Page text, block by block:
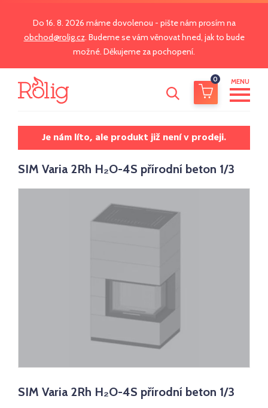
Do 16. 8. 2026 máme dovolenou - pište nám prosím na
obchod@rolig.cz. Budeme se vám věnovat hned, jak to bude
možné. Děkujeme za pochopení.
0 MENU
Je nám líto, ale produkt již není v prodeji.
SIM Varia 2Rh H₂O-4S přírodní beton 1/3
SIM Varia 2Rh H₂O-4S přírodní beton 1/3